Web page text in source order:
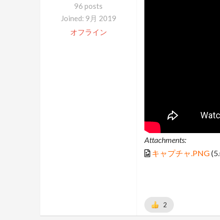
96 posts
Joined: 9月 2019
オフライン
Attachments:
キャプチャ.PNG
2